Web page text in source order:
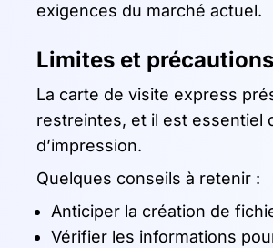
exigences du marché actuel.
Limites et
La carte de visite express
restreintes, et il est essentiel
d’impression.
Quelques conseils à retenir :
Anticiper la création de
Vérifier les informations